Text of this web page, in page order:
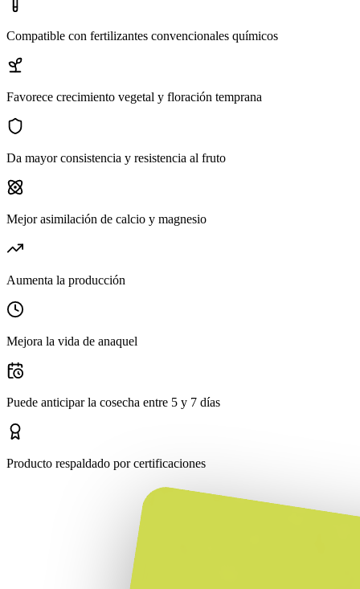
Compatible con fertilizantes convencionales químicos
Favorece crecimiento vegetal y floración temprana
Da mayor consistencia y resistencia al fruto
Mejor asimilación de calcio y magnesio
Aumenta la producción
Mejora la vida de anaquel
Puede anticipar la cosecha entre 5 y 7 días
Producto respaldado por certificaciones